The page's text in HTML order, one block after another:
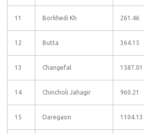
11 Borkhedi Kh 261.46
12 Butta 364.15
13 Changefal 1587.01
14 Chincholi Jahagir 960.21
15 Daregaon 1104.13